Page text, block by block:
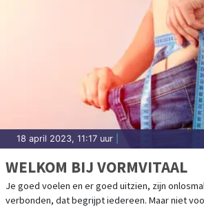
18 april 2023, 11:17 uur
WELKOM BIJ VORMVITAAL
Je goed voelen en er goed uitzien, zijn
verbonden, dat begrijpt iedereen. Maar niet